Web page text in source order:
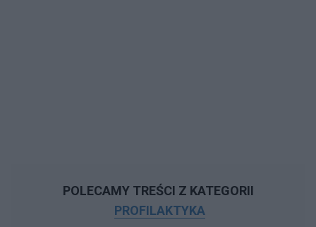
POLECAMY TREŚCI Z KATEGORII
PROFILAKTYKA